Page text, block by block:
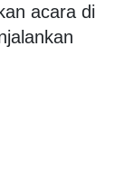
acara di